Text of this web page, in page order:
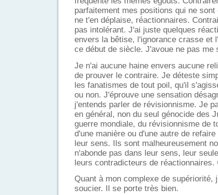
parfaitement mes positions qui ne
ne t'en déplaise, réactionnaires.
pas intolérant. J'ai juste quelques
envers la bêtise, l'ignorance crasse et
ce début de siècle. J'avoue ne pas me
Je n'ai aucune haine envers aucune
de prouver le contraire. Je déteste
les fanatismes de tout poil, qu'il
ou non. J'éprouve une sensation
j'entends parler de révisionnisme. Je
en général, non du seul génocide des
guerre mondiale, du révisionnisme de
d'une manière ou d'une autre de
leur sens. Ils sont malheureusement
n'abonde pas dans leur sens, leur
leurs contradicteurs de réactionnaires.
Quant à mon complexe de supériorité,
soucier. Il se porte très bien.